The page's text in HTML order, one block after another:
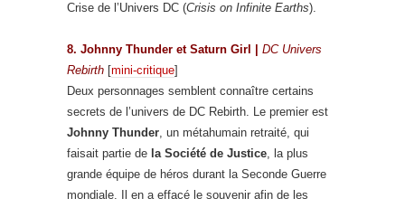
Crise de l’Univers DC (Crisis on Infinite Earths).
8. Johnny Thunder et Saturn Girl
DC Univers
Rebirth [mini-critique]
Deux personnages semblent connaître certains
secrets de l’univers de DC Rebirth. Le premier est
Johnny Thunder, un métahumain retraité, qui
faisait partie de la Société de Justice, la plus
grande équipe de héros durant la Seconde Guerre
mondiale. Il en a effacé le souvenir afin de les